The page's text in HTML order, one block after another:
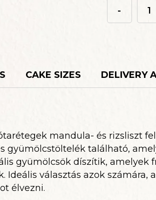
-
CAKE SIZES DELIVERY
mandula- és rizsliszt
gyümölcstöltelék található,
gyümölcsök díszítik, amelyek
Ideális választás azok számára,
élvezni.